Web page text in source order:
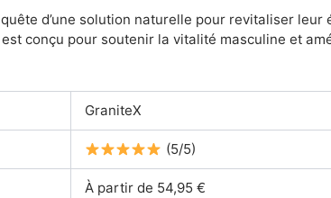
d’une solution naturelle pour revitaliser leur
conçu pour soutenir la vitalité masculine et
GraniteX
(5/5)
À partir de 54,95 €